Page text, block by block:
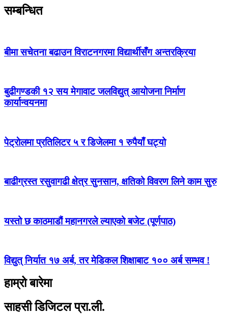
सम्बन्धित
बीमा सचेतना बढाउन विराटनगरमा विद्यार्थीसँग अन्तरक्रिया
बुढीगण्डकी १२ सय मेगावाट जलविद्युत् आयोजना निर्माण
कार्यान्वयनमा
पेट्राेलमा प्रतिलिटर ५ र डिजेलमा १ रुपैयाँ घट्यो
बाढीग्रस्त रसुवागढी क्षेत्र सुनसान, क्षतिको विवरण लिने काम सुरु
यस्तो छ काठमाडौं महानगरले ल्याएको बजेट (पूर्णपाठ)
विद्युत् निर्यात १७ अर्ब, तर मेडिकल शिक्षाबाट १०० अर्ब सम्भव !
हाम्रो बारेमा
साहसी डिजिटल प्रा.ली.